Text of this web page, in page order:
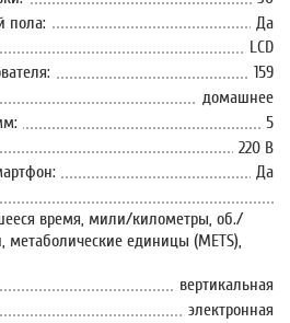
пола:
Да
LCD
159
домашнее
5
220 В
Да
время, мили/километры, об./
метаболические единицы (METS),
вертикальная
электронная